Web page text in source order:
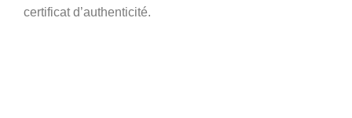
certificat d’authenticité.